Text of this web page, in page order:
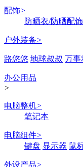
配饰>
防晒衣/防晒配饰
户外装备>
路悠悠 地球叔叔 万事
办公用品
>
电脑整机>
笔记本
电脑组件>
键盘 显示器 鼠
外设产品>